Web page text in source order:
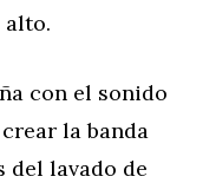
con el sonido
la banda
del lavado de